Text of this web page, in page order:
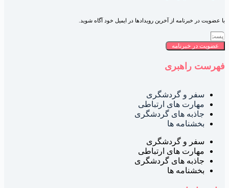
عضویت در خبرنامه از آخرین رویدادها در ایمیل خود آگاه شوید.
عضویت در خبرنامه
راهبری
سفر و گردشگری
مهارت های ارتباطی
جاذبه های گردشگری
بخشنامه ها
سفر و گردشگری
مهارت های ارتباطی
جاذبه های گردشگری
بخشنامه ها